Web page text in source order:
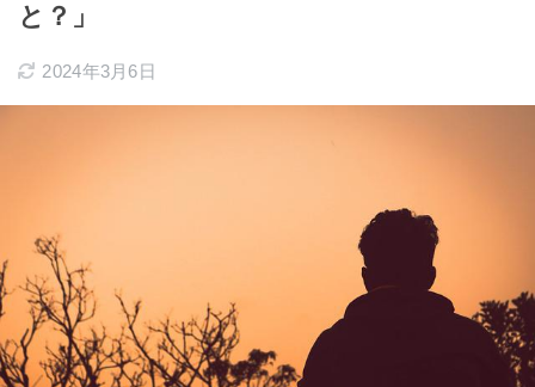
と？」
2024年3月6日